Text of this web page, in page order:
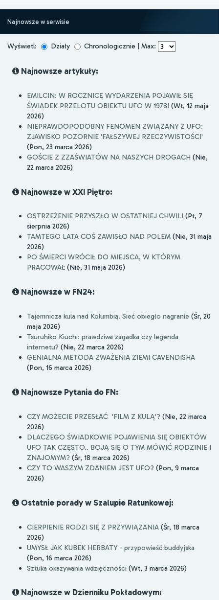
Najnowsze w serwisie
Wyświetl: Działy Chronologicznie | Max:
Najnowsze artykuły:
EMILCIN: W ROCZNICĘ WYDARZENIA POJAWIŁ SIĘ
ŚWIADEK PRZELOTU OBIEKTU UFO W 1978! (Wt, 12 maja
2026)
NIEPRAWDOPODOBNY FENOMEN ZWIĄZANY Z UFO:
ZJAWISKO POZORNIE 'FAŁSZYWEJ RZECZYWISTOŚCI'
(Pon, 23 marca 2026)
GOŚCIE Z ZZAŚWIATÓW NA NASZYCH DROGACH (Nie,
22 marca 2026)
Najnowsze w XXI Piętro:
OSTRZEŻENIE PRZYSZŁO W OSTATNIEJ CHWILI (Pt, 7
sierpnia 2026)
TAMTEGO LATA COŚ ZAWISŁO NAD POLEM (Nie, 31 maja
2026)
PO ŚMIERCI WRÓCIŁ DO MIEJSCA, W KTÓRYM
PRACOWAŁ (Nie, 31 maja 2026)
Najnowsze w FN24:
Tajemnicza kula nad Kolumbią. Sieć obiegło nagranie (Śr, 20
maja 2026)
Tsuruhiko Kiuchi: prawdziwa zagadka czy legenda
internetu? (Nie, 22 marca 2026)
GENIALNA METODA ZWAŻENIA ZIEMI CAVENDISHA
(Pon, 16 marca 2026)
Najnowsze Pytania do FN:
CZY MOŻECIE PRZESŁAĆ 'FILM Z KULĄ'? (Nie, 22 marca
2026)
DLACZEGO ŚWIADKOWIE POJAWIENIA SIĘ OBIEKTÓW
UFO TAK CZĘSTO.. BOJĄ SIĘ O TYM MÓWIĆ RODZINIE I
ZNAJOMYM? (Śr, 18 marca 2026)
CZY TO WASZYM ZDANIEM JEST UFO? (Pon, 9 marca
2026)
Ostatnie porady w Szalupie Ratunkowej:
CIERPIENIE RODZI SIĘ Z PRZYWIĄZANIA (Śr, 18 marca
2026)
UMYSŁ JAK KUBEK HERBATY - przypowieść buddyjska
(Pon, 16 marca 2026)
Sztuka okazywania wdzięczności (Wt, 3 marca 2026)
Najnowsze w Dzienniku Pokładowym: